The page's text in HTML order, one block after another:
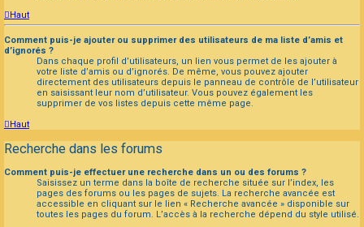
Haut
Comment puis-je ajouter ou supprimer des utilisateurs de ma liste d’amis et
d’ignorés ?
Dans chaque profil d’utilisateurs, un lien vous permet de les ajouter à
votre liste d’amis ou d’ignorés. De même, vous pouvez ajouter
directement des utilisateurs depuis le panneau de contrôle de l’utilisateur
en saisissant leur nom d’utilisateur. Vous pouvez également les
supprimer de vos listes depuis cette même page.
Haut
Recherche dans les forums
Comment puis-je effectuer une recherche dans un ou des forums ?
Saisissez un terme dans la boîte de recherche située sur l’index, les
pages des forums ou les pages de sujets. La recherche avancée est
accessible en cliquant sur le lien « Recherche avancée » disponible sur
toutes les pages du forum. L’accès à la recherche dépend du style utilisé.